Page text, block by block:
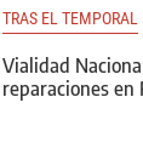
TRAS EL TEMPORAL
Vialidad
reparaciones en